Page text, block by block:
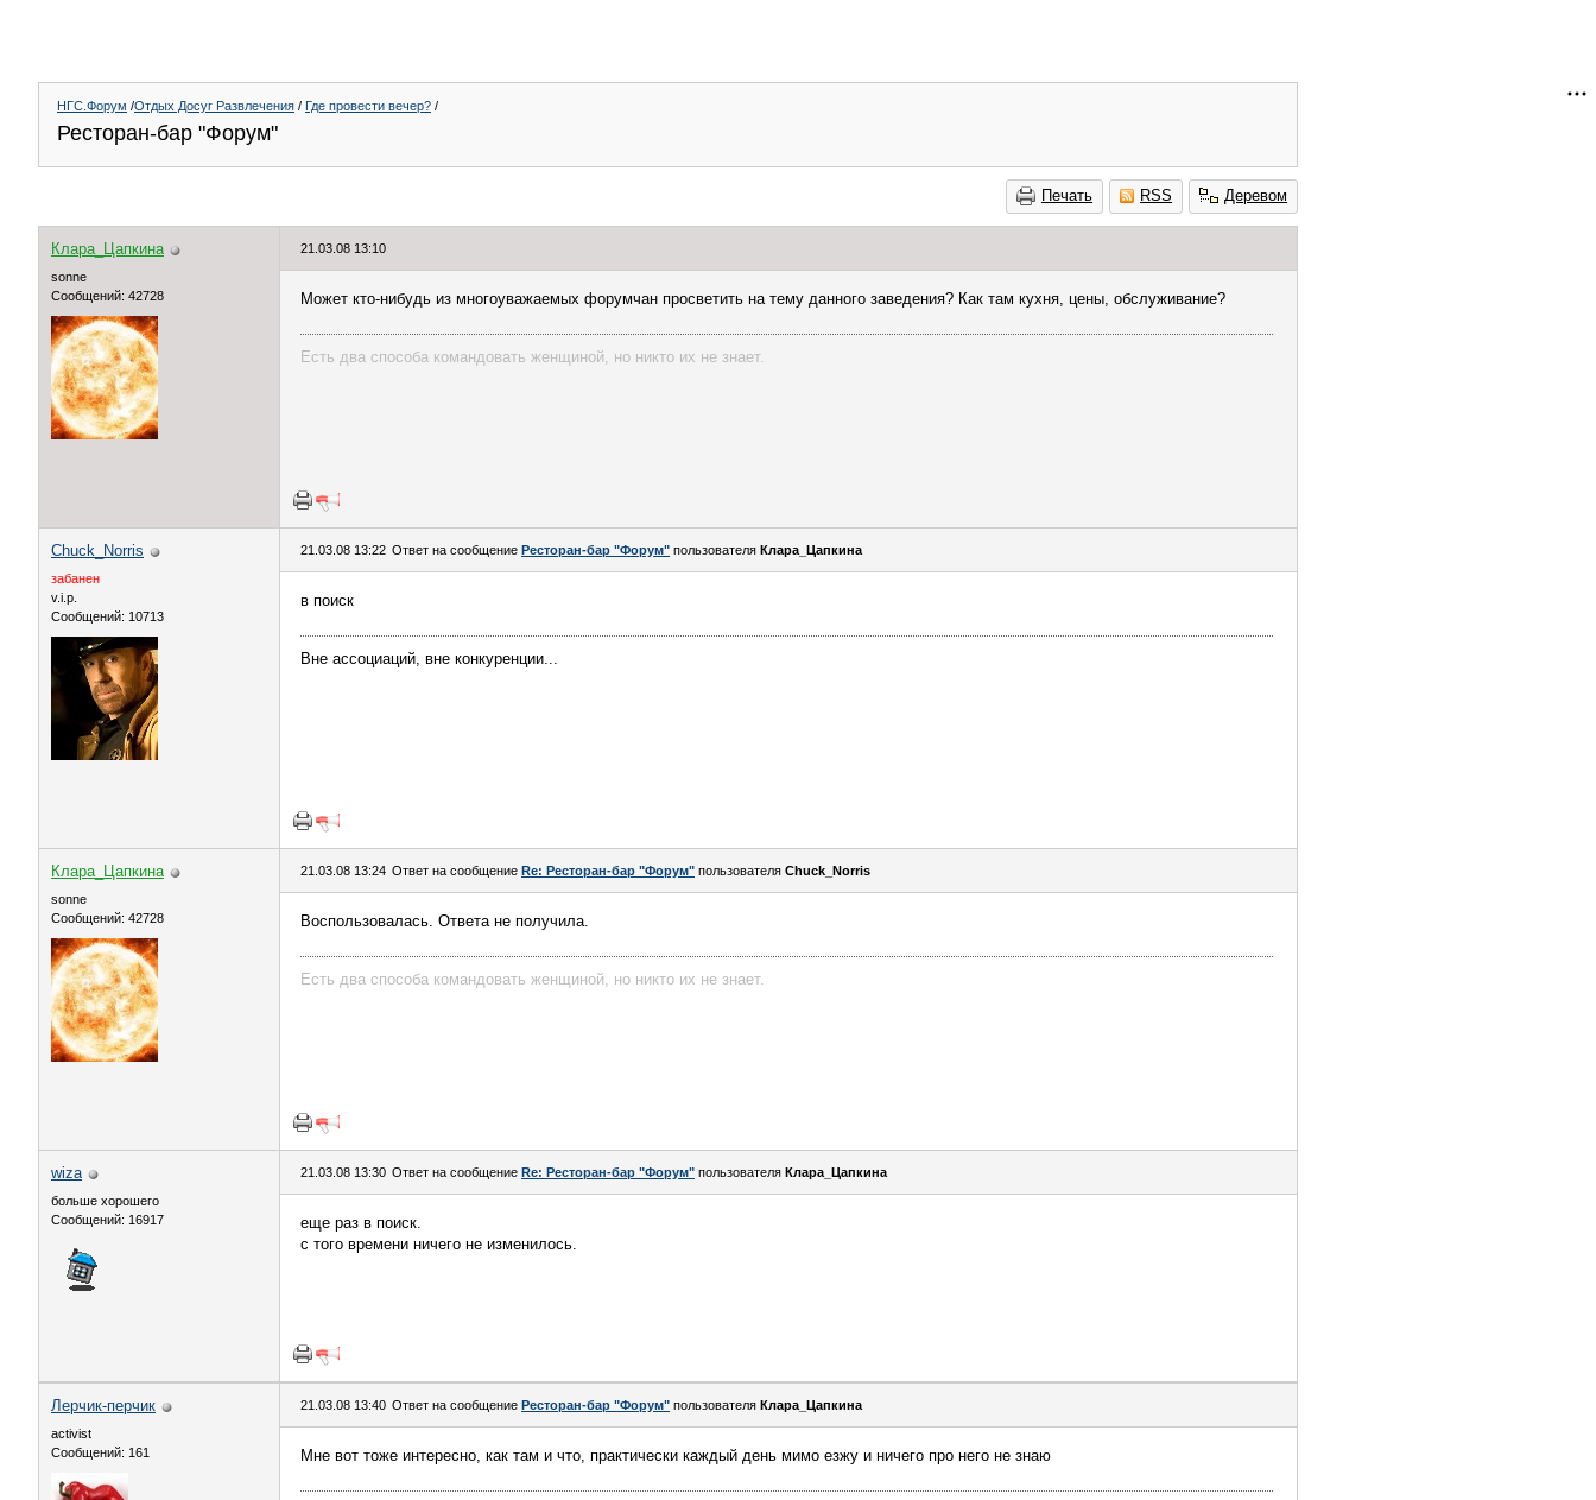
НГС.Форум /Отдых Досуг Развлечения / Где провести вечер? /
Ресторан-бар "Форум"
Печать RSS Деревом
Клара_Цапкина
sonne
Сообщений: 42728
21.03.08 13:10
Может кто-нибудь из многоуважаемых форумчан просветить на тему данного заведения? Как там кухня, цены, обслуживание?
Есть два способа командовать женщиной, но никто их не знает.
Chuck_Norris
забанен
v.i.p.
Сообщений: 10713
21.03.08 13:22 Ответ на сообщение Ресторан-бар "Форум" пользователя Клара_Цапкина
в поиск
Вне ассоциаций, вне конкуренции...
Клара_Цапкина
sonne
Сообщений: 42728
21.03.08 13:24 Ответ на сообщение Re: Ресторан-бар "Форум" пользователя Chuck_Norris
Воспользовалась. Ответа не получила.
Есть два способа командовать женщиной, но никто их не знает.
wiza
больше хорошего
Сообщений: 16917
21.03.08 13:30 Ответ на сообщение Re: Ресторан-бар "Форум" пользователя Клара_Цапкина
еще раз в поиск.
с того времени ничего не изменилось.
Лерчик-перчик
activist
Сообщений: 161
21.03.08 13:40 Ответ на сообщение Ресторан-бар "Форум" пользователя Клара_Цапкина
Мне вот тоже интересно, как там и что, практически каждый день мимо езжу и ничего про него не знаю